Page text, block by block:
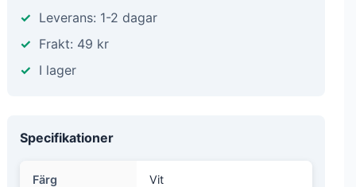
Leverans: 1-2 dagar
Frakt: 49 kr
I lager
Specifikationer
Färg Vit